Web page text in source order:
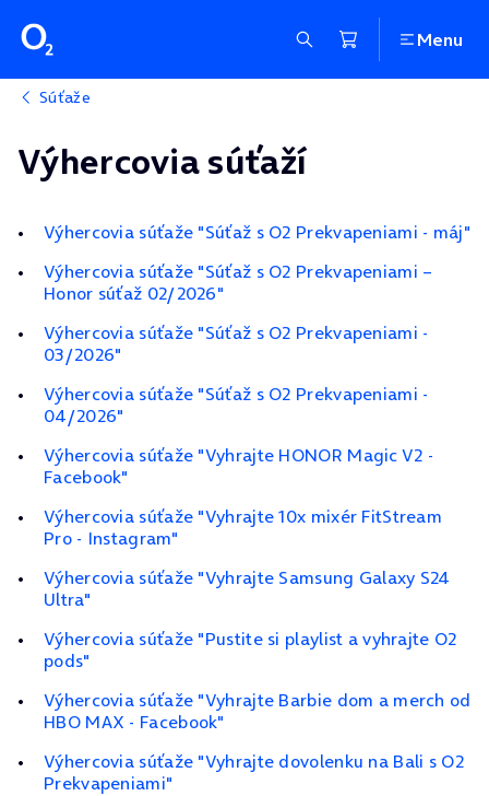
Menu
Súťaže
Výhercovia súťaží
Výhercovia súťaže "Súťaž s O2 Prekvapeniami - máj"
Výhercovia súťaže "Súťaž s O2 Prekvapeniami –
Honor súťaž 02/2026"
Výhercovia súťaže "Súťaž s O2 Prekvapeniami -
03/2026"
Výhercovia súťaže "Súťaž s O2 Prekvapeniami -
04/2026"
Výhercovia súťaže "Vyhrajte HONOR Magic V2 -
Facebook"
Výhercovia súťaže "Vyhrajte 10x mixér FitStream
Pro - Instagram"
Výhercovia súťaže "Vyhrajte Samsung Galaxy S24
Ultra"
Výhercovia súťaže "Pustite si playlist a vyhrajte O2
pods"
Výhercovia súťaže "Vyhrajte Barbie dom a merch od
HBO MAX - Facebook"
Výhercovia súťaže "Vyhrajte dovolenku na Bali s O2
Prekvapeniami"